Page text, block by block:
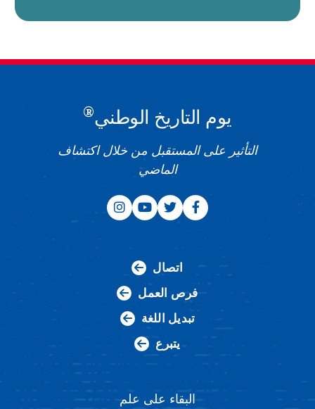
يوم التاريخ الوطني®
التأثير على المستقبل من خلال اكتشاف
الماضي
اتصال
فرص العمل
تبديل اللغة
يتبرع
البقاء على علم